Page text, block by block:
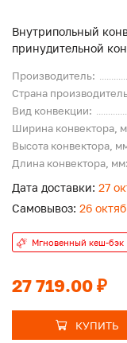
Внутрипольный
принудительной
Производитель:
Страна
Вид конвекции:
Ширина конвектора,
Высота конвектора,
Длина конвектора, мм:
27 719.00 ₽
Дата доставки: 27
Самовывоз: 26
Мгновенный кеш-бэк
КУПИТЬ